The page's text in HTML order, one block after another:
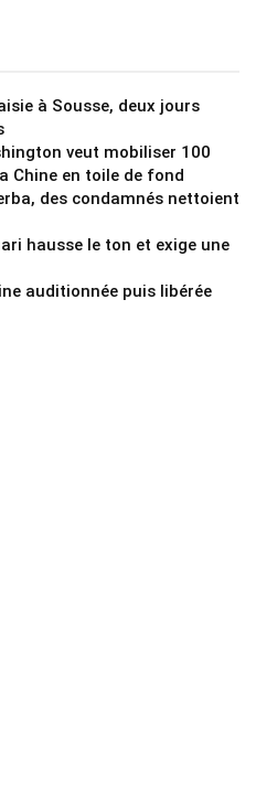
à Sousse, deux jours
veut mobiliser 100
Chine en toile de fond
des condamnés nettoient
hausse le ton et exige une
auditionnée puis libérée